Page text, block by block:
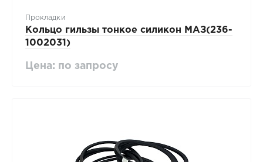
Прокладки
Кольцо гильзы тонкое силикон МАЗ(236-
1002031)
Цена: по запросу